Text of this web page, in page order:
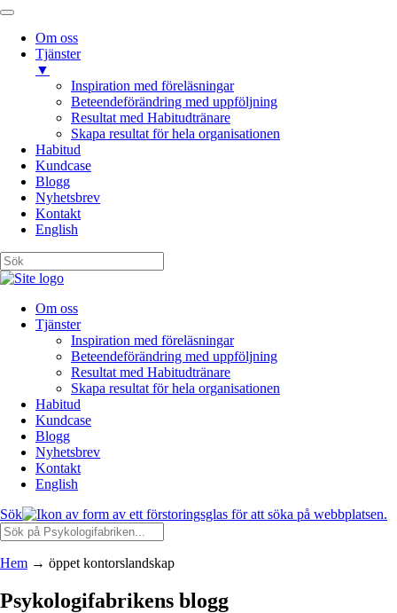
Om oss
Tjänster
▼
Inspiration med föreläsningar
Beteendeförändring med uppföljning
Resultat med Habitudtränare
Skapa resultat för hela organisationen
Habitud
Kundcase
Blogg
Nyhetsbrev
Kontakt
English
Om oss
Tjänster
Inspiration med föreläsningar
Beteendeförändring med uppföljning
Resultat med Habitudtränare
Skapa resultat för hela organisationen
Habitud
Kundcase
Blogg
Nyhetsbrev
Kontakt
English
Sök
Hem → öppet kontorslandskap
Psykologifabrikens blogg